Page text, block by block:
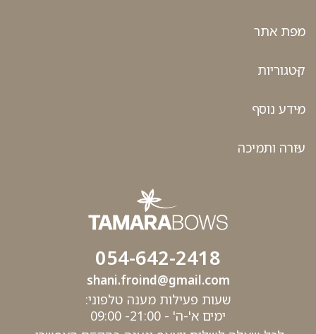
מפת אתר
קטגוריות
מידע נוסף
עזרה ותמיכה
054-642-2418
shani.froind@gmail.com
שעות פעילות מענה טלפוני:
ימים א'-ה' - 21:00- 09:00